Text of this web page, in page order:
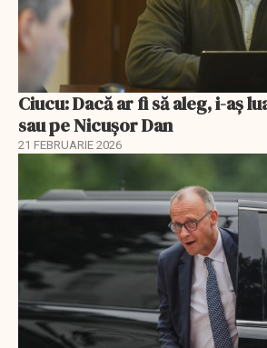
Ciucu: Dacă ar fi să aleg, i-aș
sau pe Nicușor Dan
21 FEBRUARIE 2026